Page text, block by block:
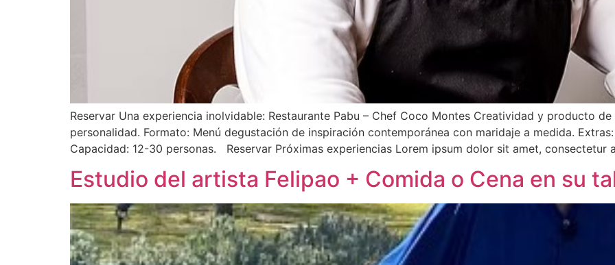
Reservar Una experiencia inolvidable: Restaurante Pabu – Chef Coco Montes Creatividad y producto
personalidad. Formato: Menú degustación de inspiración contemporánea con maridaje a medida.
Capacidad: 12-30 personas. Reservar Próximas experiencias Lorem ipsum dolor sit amet,
Estudio del artista Felipao + Comida o Cena en su